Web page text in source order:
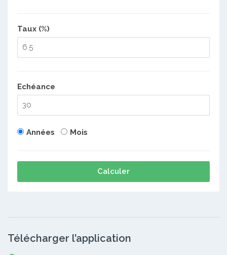
Taux (%)
Echéance
Années Mois
Calculer
Télécharger l’application